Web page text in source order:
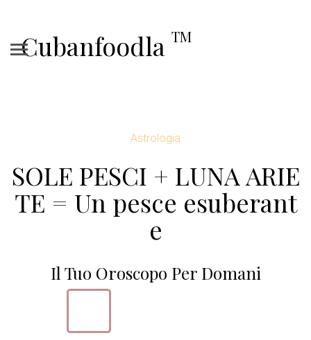
Cubanfoodla TM
Astrologia
SOLE PESCI + LUNA ARIE
TE = Un pesce esuberant
e
Il Tuo Oroscopo Per Domani